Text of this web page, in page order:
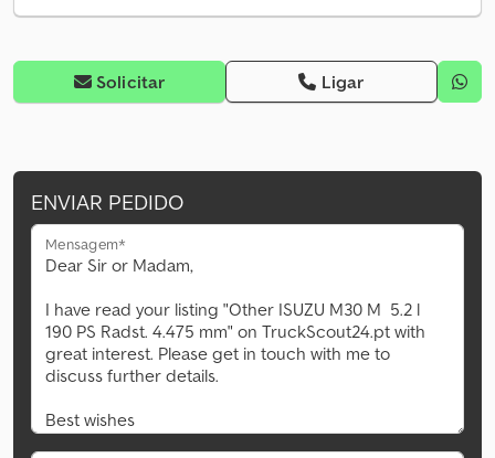
Solicitar Ligar
ENVIAR PEDIDO
Mensagem*